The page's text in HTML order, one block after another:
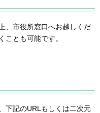
、市役所窓口へお越しくだ
ことも可能です。
下記のURLもしくは二次元